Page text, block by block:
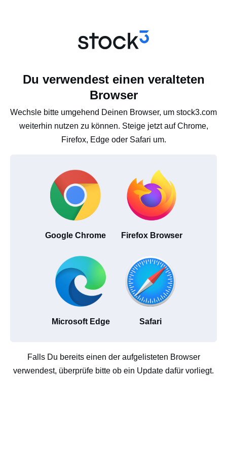
Du verwendest einen veralteten
Browser
Wechsle bitte umgehend Deinen Browser, um stock3.com
weiterhin nutzen zu können. Steige jetzt auf Chrome,
Firefox, Edge oder Safari um.
Google Chrome Firefox Browser
Microsoft Edge Safari
Falls Du bereits einen der aufgelisteten Browser
verwendest, überprüfe bitte ob ein Update dafür vorliegt.